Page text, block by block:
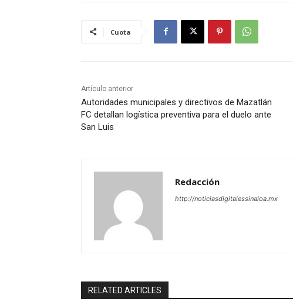
Cuota
Artículo anterior
Autoridades municipales y directivos de Mazatlán
FC detallan logística preventiva para el duelo ante
San Luis
Redacción
http://noticiasdigitalessinaloa.mx
RELATED ARTICLES